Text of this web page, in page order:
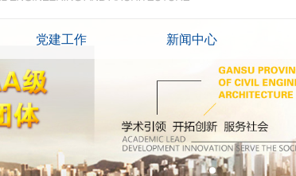
党建工作 新闻中心